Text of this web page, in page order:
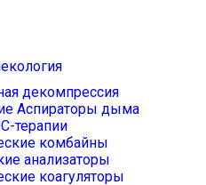
декомпрессия
Аспираторы дыма
терапии
комбайны
анализаторы
коагуляторы